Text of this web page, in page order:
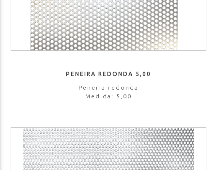
PENEIRA REDONDA 5,00
Peneira redonda
Medida: 5,00